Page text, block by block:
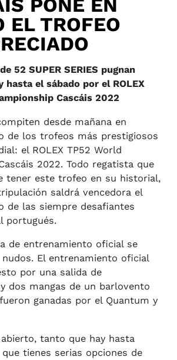
PONE EN
EL TROFEO
52 SUPER SERIES pugnan
hasta el sábado por el ROLEX
Cascáis 2022
desde mañana en
de los trofeos más prestigiosos
el ROLEX TP52 World
2022. Todo regatista que
tener este trofeo en su historial,
saldrá vencedora el
de las siempre desafiantes
portugués.
de entrenamiento oficial se
nudos. El entrenamiento oficial
por una salida de
dos mangas de un barlovento
ganadas por el Quantum y
tanto que hay hasta
tienes serias opciones de